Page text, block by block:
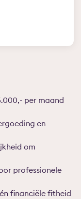
per maand
en
om
professionele
financiële fitheid